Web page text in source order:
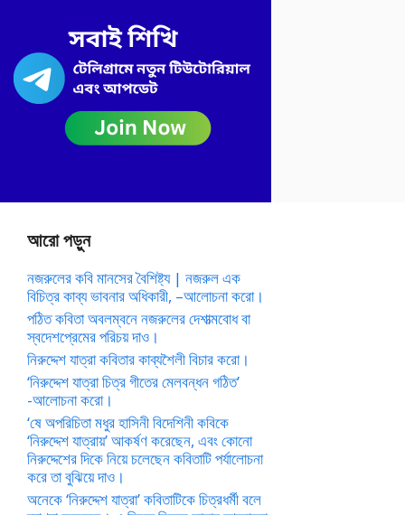
আরো পড়ুন
নজরুলের কবি মানসের বৈশিষ্ট্য | নজরুল এক
বিচিত্র কাব্য ভাবনার অধিকারী, –আলোচনা করো।
পঠিত কবিতা অবলম্বনে নজরুলের দেশাত্মবোধ বা
স্বদেশপ্রেমের পরিচয় দাও।
নিরুদ্দেশ যাত্রা কবিতার কাব্যশৈলী বিচার করো।
‘নিরুদ্দেশ যাত্রা চিত্র গীতের মেলবন্ধন গঠিত’
-আলোচনা করো।
‘ষে অপরিচিতা মধুর হাসিনী বিদেশিনী কবিকে
‘নিরুদ্দেশ যাত্রায়’ আকর্ষণ করেছেন, এবং কোনো
নিরুদ্দেশের দিকে নিয়ে চলেছেন কবিতাটি পর্যালোচনা
করে তা বুঝিয়ে দাও।
অনেকে ‘নিরুদ্দেশ যাত্রা’ কবিতাটিকে চিত্রধর্মী বলে